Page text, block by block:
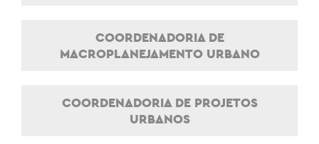
COORDENADORIA DE
MACROPLANEJAMENTO URBANO
COORDENADORIA DE PROJETOS
URBANOS